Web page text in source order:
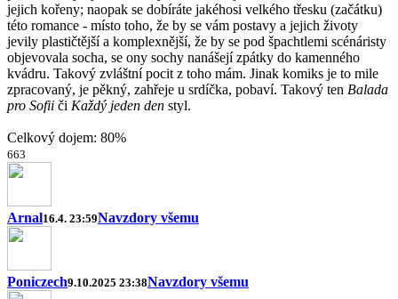
jejich kořeny; naopak se dobíráte jakéhosi velkého třesku (začátku)
této romance - místo toho, že by se vám postavy a jejich životy
jevily plastičtější a komplexnější, že by se pod špachtlemi scénáristy
objevovala socha, se ony sochy nanášejí zpátky do kamenného
kvádru. Takový zvláštní pocit z toho mám. Jinak komiks je to mile
zpracovaný, je pěkný, zahřeje u srdíčka, pobaví. Takový ten Balada
pro Sofii či Každý jeden den styl.
Celkový dojem: 80%
663
Arnal16.4. 23:59Navzdory všemu
Poniczech9.10.2025 23:38Navzdory všemu